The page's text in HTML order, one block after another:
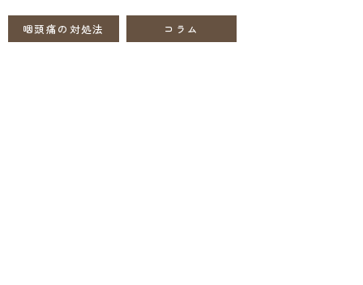
科
咽頭痛の対処法 コラム